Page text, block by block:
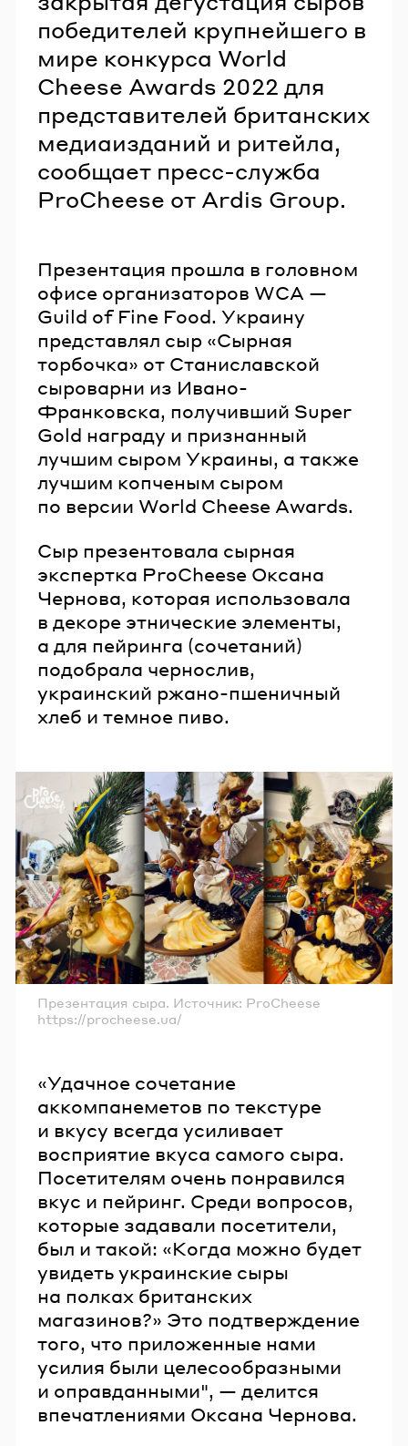
победителей крупнейшего в
мире конкурса World
Cheese Awards 2022 для
представителей британских
медиаизданий и ритейла,
сообщает пресс-служба
ProCheese от Ardis Group.
Презентация прошла в головном
офисе организаторов WCA —
Guild of Fine Food. Украину
представлял сыр «Сырная
торбочка» от Станиславской
сыроварни из Ивано-
Франковска, получивший Super
Gold награду и признанный
лучшим сыром Украины, а также
лучшим копченым сыром
по версии World Cheese Awards.
Сыр презентовала сырная
экспертка ProCheese Оксана
Чернова, которая использовала
в декоре этнические элементы,
а для пейринга (сочетаний)
подобрала чернослив,
украинский ржано-пшеничный
хлеб и темное пиво.
Презентация сыра. Источник: ProCheese
https://procheese.ua/
«Удачное сочетание
аккомпанеметов по текстуре
и вкусу всегда усиливает
восприятие вкуса самого сыра.
Посетителям очень понравился
вкус и пейринг. Среди вопросов,
которые задавали посетители,
был и такой: «Когда можно будет
увидеть украинские сыры
на полках британских
магазинов?» Это подтверждение
того, что приложенные нами
усилия были целесообразными
и оправданными", — делится
впечатлениями Оксана Чернова.